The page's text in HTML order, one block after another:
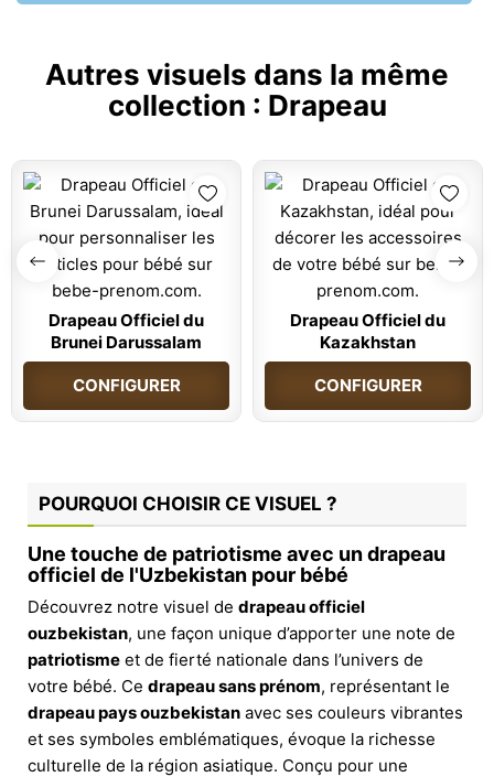
Autres visuels dans la même
collection : Drapeau
Drapeau Officiel du
Brunei Darussalam
CONFIGURER
Drapeau Officiel du
Kazakhstan
CONFIGURER
POURQUOI CHOISIR CE VISUEL ?
Une touche de patriotisme avec un drapeau
officiel de l'Uzbekistan pour bébé
Découvrez notre visuel de drapeau officiel
ouzbekistan, une façon unique d’apporter une note de
patriotisme et de fierté nationale dans l’univers de
votre bébé. Ce drapeau sans prénom, représentant le
drapeau pays ouzbekistan avec ses couleurs vibrantes
et ses symboles emblématiques, évoque la richesse
culturelle de la région asiatique. Conçu pour une